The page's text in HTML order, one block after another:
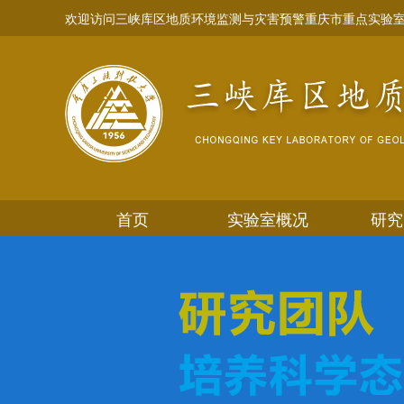
欢迎访问三峡库区地质环境监测与灾害预警重庆市重点实验
首页 实验室概况 研